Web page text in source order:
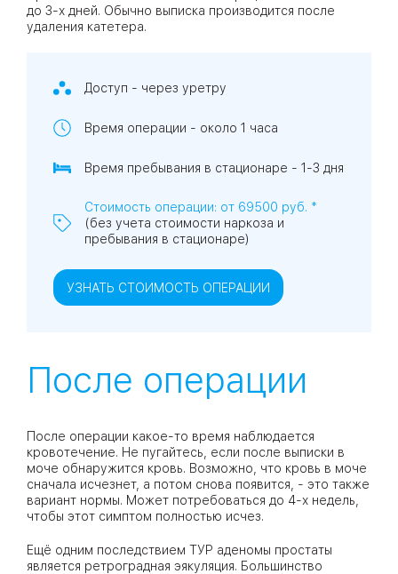
до 3-х дней. Обычно выписка производится после
удаления катетера.
Доступ - через уретру
Время операции - около 1 часа
Время пребывания в стационаре - 1-3 дня
Стоимость операции: от 69500 руб. *
(без учета стоимости наркоза и
пребывания в стационаре)
УЗНАТЬ СТОИМОСТЬ ОПЕРАЦИИ
После операции
После операции какое-то время наблюдается
кровотечение. Не пугайтесь, если после выписки в
моче обнаружится кровь. Возможно, что кровь в моче
сначала исчезнет, а потом снова появится, - это также
вариант нормы. Может потребоваться до 4-х недель,
чтобы этот симптом полностью исчез.
Ещё одним последствием ТУР аденомы простаты
является ретроградная эякуляция. Большинство